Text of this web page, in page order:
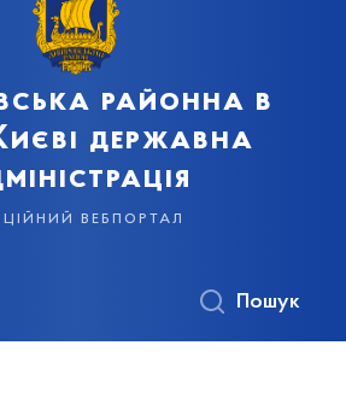
районна в
державна
вебпортал
Пошук